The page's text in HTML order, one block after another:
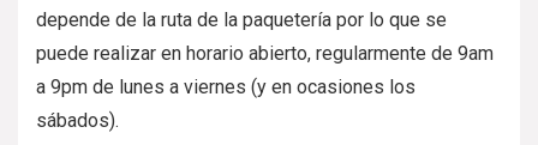
depende de la ruta de la paquetería por lo que se
puede realizar en horario abierto, regularmente de 9am
a 9pm de lunes a viernes (y en ocasiones los
sábados).